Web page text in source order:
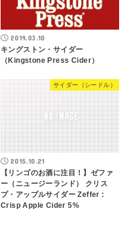
2019.03.10
キングストン・サイダー
（Kingstone Press Cider）
サイダー（シードル）
2015.10.21
【リンゴのお酒に注目！】ゼファ
ー（ニュージーランド） クリス
プ・アップルサイダー Zeffer :
Crisp Apple Cider 5%